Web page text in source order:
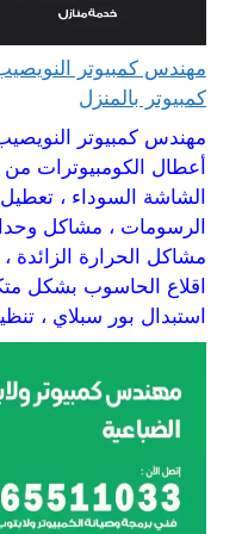
كمبيوتر بالمنزل
مهندس كمبيوتر
أعطال الكومبيوترات
الشاشة السوداء ،
الرسومات ، مشاكل
مشاكل الحرارة الزائدة
اقلاع الحاسوب بشكل
استبدال بور سبلاي ،